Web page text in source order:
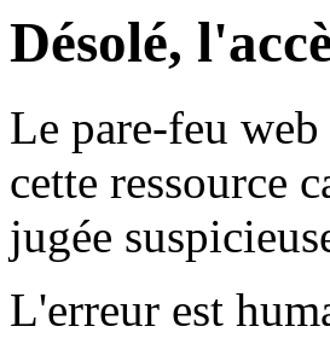
Désolé,
Le pare-feu
cette ressource
jugée
L'erreur est